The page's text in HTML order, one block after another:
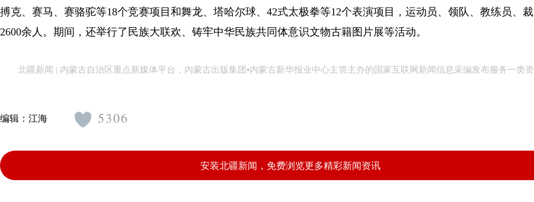
搏克、赛马、赛骆驼等18个竞赛项目和舞龙、塔哈尔球、42式太极拳等12个表演项目，运动员、领队、教练员、裁
2600余人。期间，还举行了民族大联欢、铸牢中华民族共同体意识文物古籍图片展等活动。
北疆新闻 | 内蒙古自治区重点新媒体平台，内蒙古出版集团•内蒙古新华报业中心主管主办的国家互联网新闻信息采编发布服务一类资
编辑： 江海 5306
安装北疆新闻，免费浏览更多精彩新闻资讯